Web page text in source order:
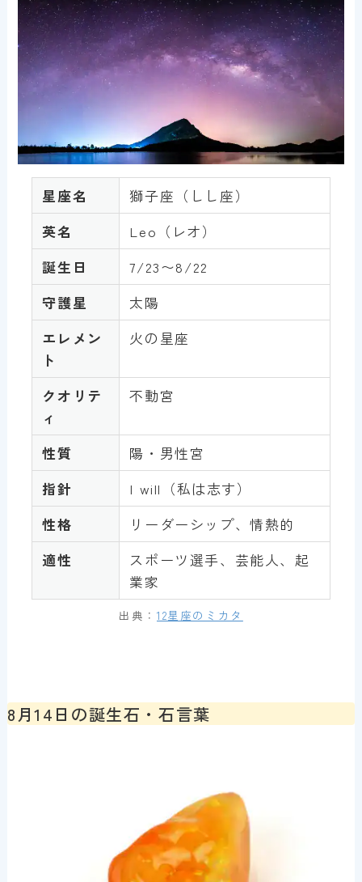
星座名
獅子座（しし座）
英名
Leo（レオ）
誕生日
7/23〜8/22
守護星
太陽
エレメン
ト
火の星座
クオリテ
ィ
不動宮
性質
陽・男性宮
指針
I will（私は志す）
性格
リーダーシップ、情熱的
適性
スポーツ選手、芸能人、起
業家
出典： 12星座のミカタ
8月14日の誕生石・石言葉